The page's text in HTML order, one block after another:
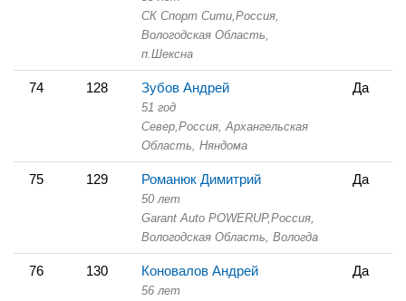
СК Спорт Сити, Россия,
Вологодская Область,
п.Шексна
74 128 Зубов Андрей
51 год
Север, Россия, Архангельская
Область, Няндома
Да
75 129 Романюк Димитрий
50 лет
Garant Auto POWERUP,Россия,
Вологодская Область, Вологда
Да
76 130 Коновалов Андрей
56 лет
Да